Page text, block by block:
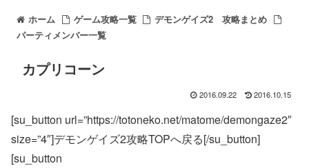
ホーム ゲーム攻略一覧
デモンゲイズ2 攻略まとめ
パーティメンバー一覧
カプリコーン
2016.09.22 2016.10.15
[su_button url=”https://totoneko.net/matome/demongaze2″
size=”4″]デモンゲイズ2攻略TOPへ戻る[/su_button]
[su_button